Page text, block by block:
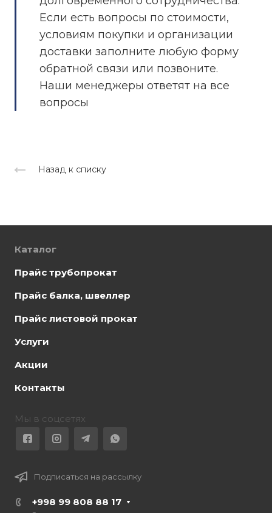
Если есть вопросы по стоимости,
условиям покупки и организации
доставки заполните любую форму
обратной связи или позвоните.
Наши менеджеры ответят на все
вопросы
Назад к списку
Каталог
Прайс трубопрокат
Прайс балка, швеллер
Прайс листовой прокат
Услуги
Акции
Контакты
Мы в соцсетях
Подписаться на рассылку
+998 99 808 88 17